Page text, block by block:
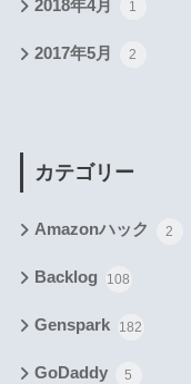
2018年4月 1
2017年5月 2
カテゴリー
Amazonハック 2
Backlog 108
Genspark 182
GoDaddy 5